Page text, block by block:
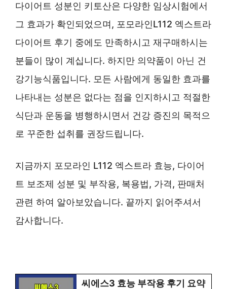
다이어트 성분인 키토산은 다양한 임상시험에서
그 효과가 확인되었으며, 포모라인L112 엑스트라
다이어트 후기 중에도 만족하시고 재구매하시는
분들이 많이 계십니다. 하지만 의약품이 아닌 건
강기능식품입니다. 모든 사람에게 동일한 효과를
나타내는 성분은 없다는 점을 인지하시고 적절한
식단과 운동을 병행하시면서 건강 증진의 목적으
로 꾸준한 섭취를 권장드립니다.
지금까지 포모라인 L112 엑스트라 효능, 다이어
트 보조제 성분 및 부작용, 복용법, 가격, 판매처
관련 하여 알아보았습니다. 끝까지 읽어주셔서
감사합니다.
씨에스3 효능 부작용 후기 요약